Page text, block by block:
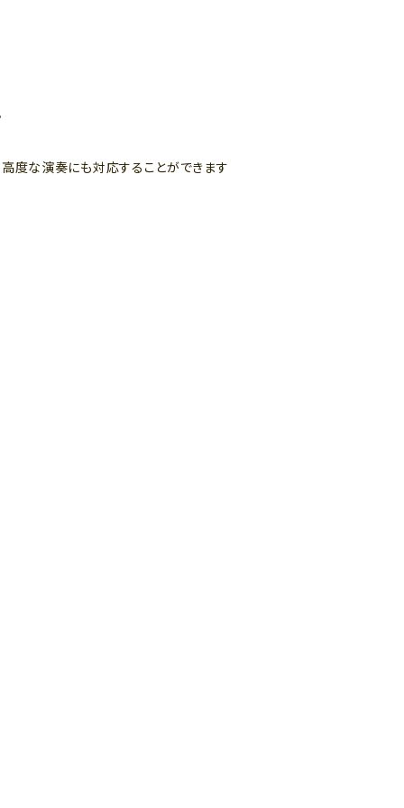
高度な演奏にも対応することができます